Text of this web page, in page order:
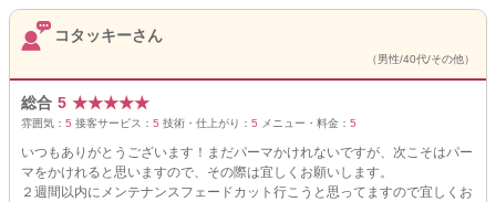
コタッキーさん
（男性/40代/その他）
総合 5 ★★★★★
雰囲気： 5 接客サービス： 5 技術・仕上がり： 5 メニュー・料金： 5
いつもありがとうございます！まだパーマかけれないですが、次こそはパー
マをかけれると思いますので、その際は宜しくお願いします。
２週間以内にメンテナンスフェードカット行こうと思ってますので宜しくお